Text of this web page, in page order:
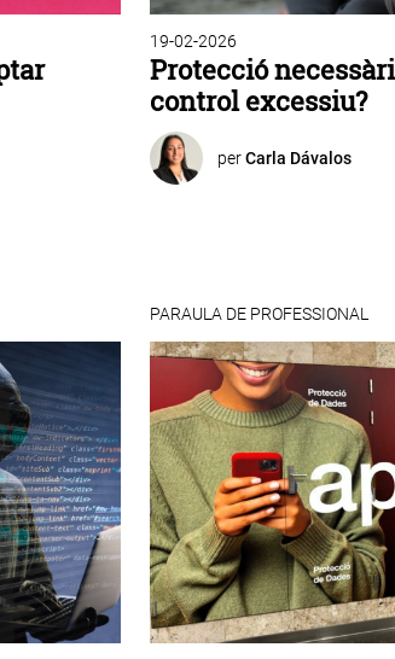
19-02-2026
Protecció
control excessiu?
perCarla Dávalos
PARAULA DE PROFESSIONAL